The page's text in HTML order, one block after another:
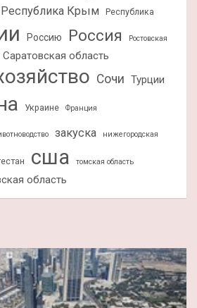
Республика Крым Республика
Россию Россия
Ростовская
Саратовская область
Сочи Турции
Украине Франция
закуска нижегородская
сша томская область
область